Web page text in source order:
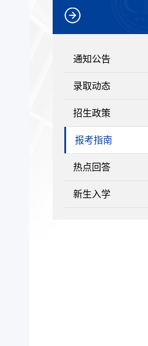
通知公告
录取动态
招生政策
报考指南
热点回答
新生入学